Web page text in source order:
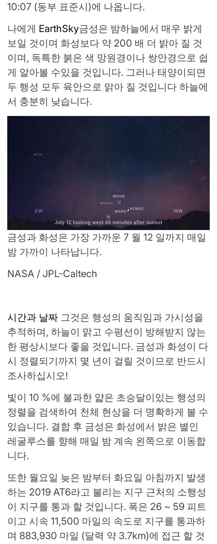
10:07 (동부 표준시)에 나옵니다.
나에게 EarthSky금성은 밤하늘에서 매우 밝게
보일 것이며 화성보다 약 200 배 더 밝아 질 것
이며, 독특한 붉은 색 망원경이나 쌍안경으로 쉽
게 알아볼 수있을 것입니다. 그러나 태양이되면
두 행성 모두 육안으로 맑아 질 것입니다 하늘에
서 충분히 낮습니다.
금성과 화성은 가장 가까운 7 월 12 일까지 매일
밤 가까이 나타납니다.
NASA / JPL-Caltech
시간과 날짜 그것은 행성의 움직임과 가시성을
추적하며, 하늘이 맑고 수평선이 방해받지 않는
한 평상시보다 좋을 것입니다. 금성과 화성이 다
시 정렬되기까지 몇 년이 걸릴 것이므로 반드시
조사하십시오!
빛이 10 %에 불과한 얇은 초승달이있는 행성의
정렬을 검색하여 천체 현상을 더 명확하게 볼 수
있습니다. 결합 후 금성은 화성에서 밝은 별인
레굴루스를 향해 매일 밤 계속 왼쪽으로 이동합
니다.
또한 월요일 늦은 밤부터 화요일 아침까지 발생
하는 2019 AT6라고 불리는 지구 근처의 소행성
이 지구를 통과 할 것입니다. 폭은 26 ~ 59 피트
이고 시속 11,500 마일의 속도로 지구를 통과하
며 883,930 마일 (달력 약 3.7km)에 접근 할 것